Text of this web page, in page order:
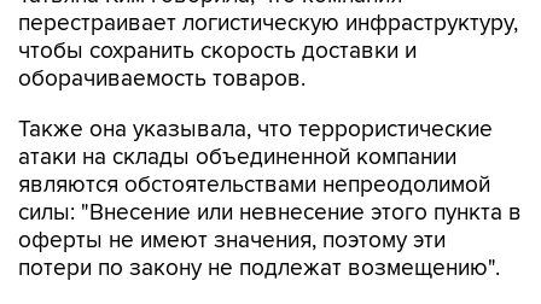
перестраивает логистическую инфраструктуру,
чтобы сохранить скорость доставки и
оборачиваемость товаров.
Также она указывала, что террористические
атаки на склады объединенной компании
являются обстоятельствами непреодолимой
силы: "Внесение или невнесение этого пункта в
оферты не имеют значения, поэтому эти
потери по закону не подлежат возмещению".